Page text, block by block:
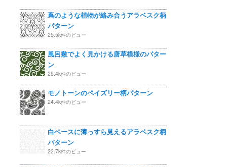
蔦のような植物が絡み合うアラベスク柄
パターン
25.5k件のビュー
風呂敷でよく見かける唐草模様のパター
ン
25.4k件のビュー
モノトーンのペイズリー柄パターン
24.4k件のビュー
白ベースに薄っすら見えるアラベスク柄
パターン
22.7k件のビュー